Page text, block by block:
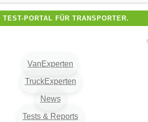
TEST-PORTAL FÜR TRANSPORTER.
VanExperten
TruckExperten
News
Tests & Reports